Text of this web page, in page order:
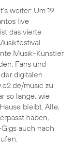
weiter: Um 19
live
das vierte
Musik-Künstler
Fans und
digitalen
music zu
so lange, wie
bleibt. Alle,
haben,
auch nach